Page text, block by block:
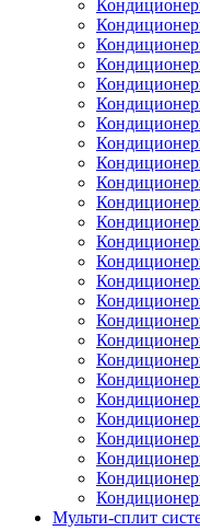
Мульти-сплит